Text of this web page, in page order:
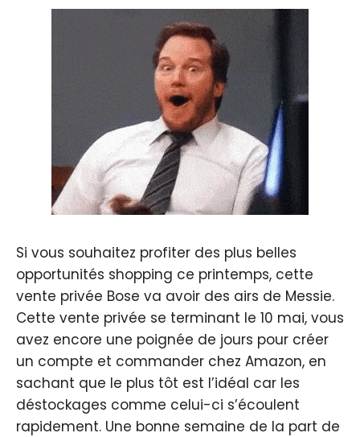
Si vous souhaitez profiter des plus belles
opportunités shopping ce printemps, cette
vente privée Bose va avoir des airs de Messie.
Cette vente privée se terminant le 10 mai, vous
avez encore une poignée de jours pour créer
un compte et commander chez Amazon, en
sachant que le plus tôt est l’idéal car les
déstockages comme celui-ci s’écoulent
rapidement. Une bonne semaine de la part de